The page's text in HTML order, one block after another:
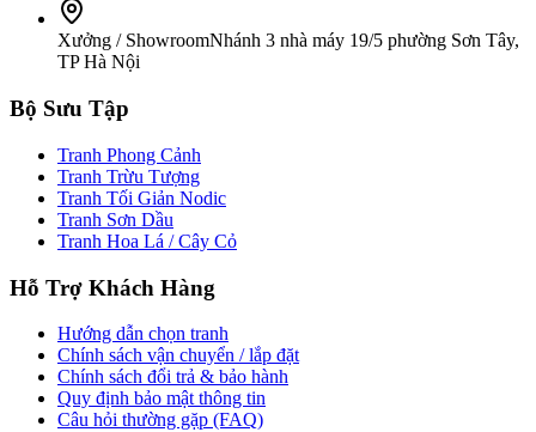
Xưởng / ShowroomNhánh 3 nhà máy 19/5 phường Sơn Tây,
TP Hà Nội
Bộ Sưu Tập
Tranh Phong Cảnh
Tranh Trừu Tượng
Tranh Tối Giản Nodic
Tranh Sơn Dầu
Tranh Hoa Lá / Cây Cỏ
Hỗ Trợ Khách Hàng
Hướng dẫn chọn tranh
Chính sách vận chuyển / lắp đặt
Chính sách đổi trả & bảo hành
Quy định bảo mật thông tin
Câu hỏi thường gặp (FAQ)